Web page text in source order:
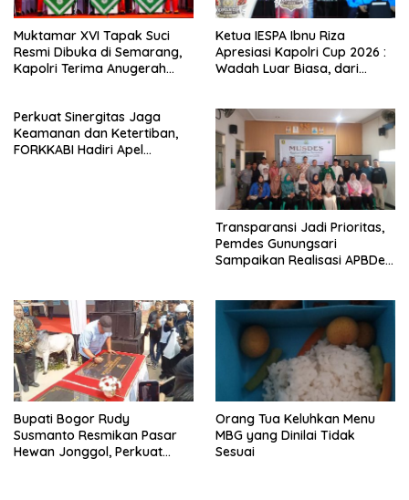
Muktamar XVI Tapak Suci
Resmi Dibuka di Semarang,
Kapolri Terima Anugerah
Ketua IESPA Ibnu Riza
Apresiasi Kapolri Cup 2026 :
Wadah Luar Biasa, dari
Perkuat Sinergitas Jaga
Keamanan dan Ketertiban,
FORKKABI Hadiri Apel
Transparansi Jadi Prioritas,
Pemdes Gunungsari
Sampaikan Realisasi APBDes
Bupati Bogor Rudy
Susmanto Resmikan Pasar
Hewan Jonggol, Perkuat
Orang Tua Keluhkan Menu
MBG yang Dinilai Tidak
Sesuai